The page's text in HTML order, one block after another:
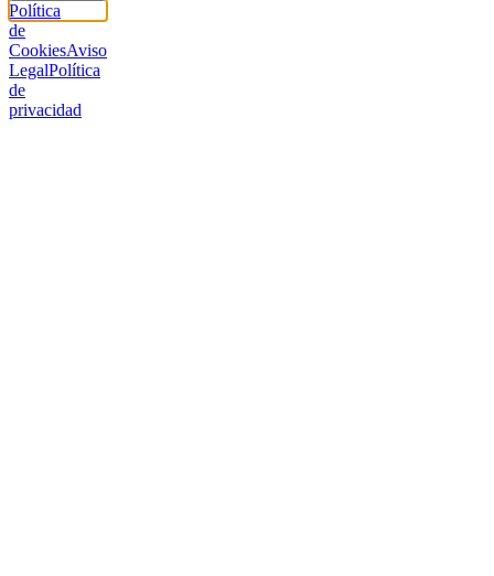
Política
de
CookiesAviso
LegalPolítica
de
privacidad